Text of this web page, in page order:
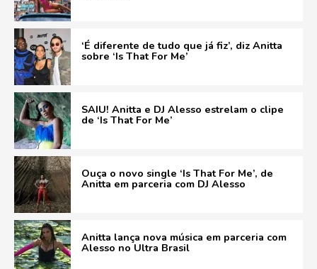
‘É diferente de tudo que já fiz’, diz Anitta
sobre ‘Is That For Me’
SAIU! Anitta e DJ Alesso estrelam o clipe
de ‘Is That For Me’
Ouça o novo single ‘Is That For Me’, de
Anitta em parceria com DJ Alesso
Anitta lança nova música em parceria com
Alesso no Ultra Brasil